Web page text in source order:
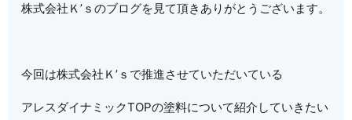
株式会社Ｋ’ｓのブログを見て頂きありがとうございます。
今回は株式会社Ｋ’ｓで推進させていただいている
アレスダイナミックTOPの塗料について紹介していきたい